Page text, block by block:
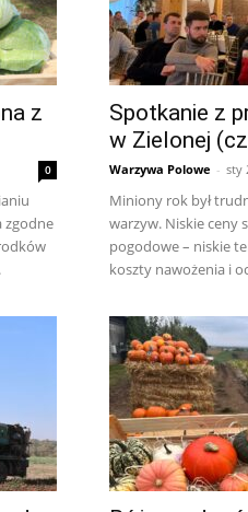
z
0
zgodne
Spotkanie z
w Zielonej
Warzywa Polowe - sty
Miniony rok był
warzyw. Niskie ceny
pogodowe – niskie
koszty nawożenia i